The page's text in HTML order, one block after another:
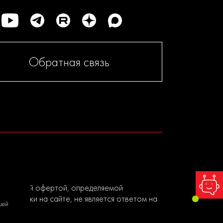
Обратная связь
офертой, определяемой
на сайте, не является ответом на